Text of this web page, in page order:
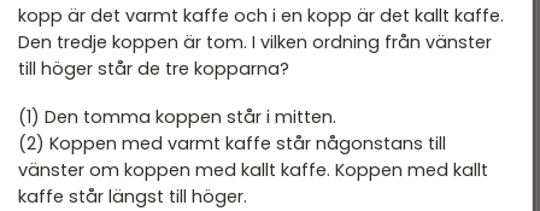
kopp är det varmt kaffe och i en kopp är det kallt kaffe.
Den tredje koppen är tom. I vilken ordning från vänster
till höger står de tre kopparna?
(1) Den tomma koppen står i mitten.
(2) Koppen med varmt kaffe står någonstans till
vänster om koppen med kallt kaffe. Koppen med kallt
kaffe står längst till höger.
VT 2022 - maj
VT 2022 - mars
HT 2021
VT 2021